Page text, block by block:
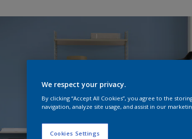
We respect your privacy.
By clicking “Accept All Cookies”, you agree to the
navigation, analyze site usage, and assist in our
Cookies Settings